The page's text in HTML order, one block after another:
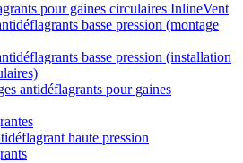
pour gaines circulaires InlineVent
basse pression (montage
basse pression (installation
antidéflagrants pour gaines
haute pression